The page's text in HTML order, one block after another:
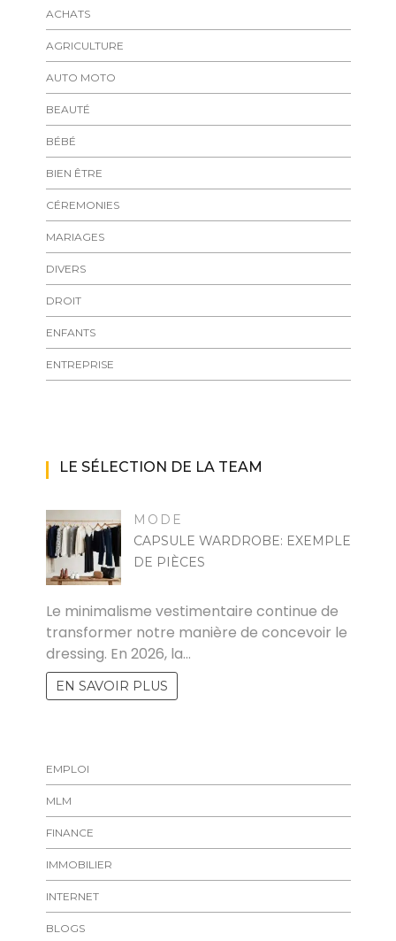
ACHATS
AGRICULTURE
AUTO MOTO
BEAUTÉ
BÉBÉ
BIEN ÊTRE
CÉREMONIES
MARIAGES
DIVERS
DROIT
ENFANTS
ENTREPRISE
LE SÉLECTION DE LA TEAM
MODE
CAPSULE WARDROBE: EXEMPLE
DE PIÈCES
Le minimalisme vestimentaire continue de
transformer notre manière de concevoir le
dressing. En 2026, la…
EN SAVOIR PLUS
EMPLOI
MLM
FINANCE
IMMOBILIER
INTERNET
BLOGS